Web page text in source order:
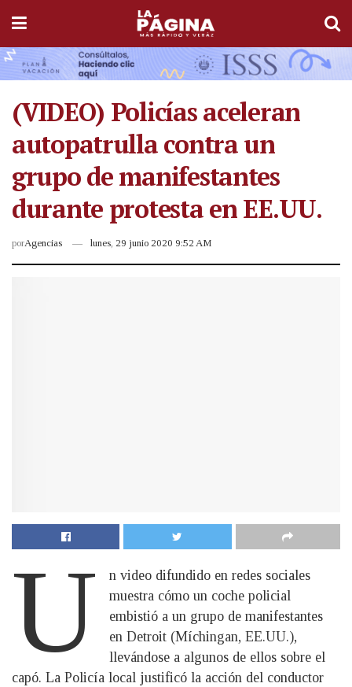
(VIDEO) Policías aceleran
autopatrulla contra un
grupo de manifestantes
durante protesta en EE.UU.
porAgencias lunes, 29 junio 2020 9:52 AM
U
n video difundido en redes sociales
muestra cómo un coche policial
embistió a un grupo de manifestantes
en Detroit (Míchingan, EE.UU.),
llevándose a algunos de ellos sobre el
capó. La Policía local justificó la acción del conductor